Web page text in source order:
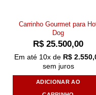
Carrinho Gourmet para
Dog
R$25.500,00
Em até 10x de R$
sem juros
ADICIONAR AO